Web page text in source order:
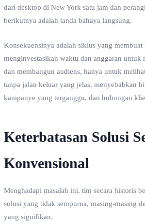
dari desktop di New York satu jam dan
berikutnya adalah tanda bahaya langsung.
Konsekuensinya adalah siklus yang membuat
menginvestasikan waktu dan anggaran untuk
dan membangun audiens, hanya untuk
tanpa jalan keluar yang jelas, menyebabkan
kampanye yang terganggu, dan hubungan
Keterbatasan Solusi
Konvensional
Menghadapi masalah ini, tim secara historis
solusi yang tidak sempurna, masing-masing
yang signifikan.